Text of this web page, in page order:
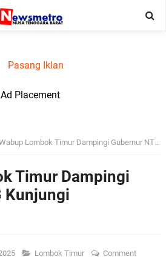
Pasang Iklan
Ad Placement
Lombok Timur Dampingi Gubernur NTB Kunjungi SMKJerwaru
Timur Dampingi
Kunjungi
Lombok Timur Comment